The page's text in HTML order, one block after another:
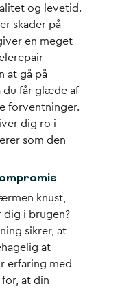
og levetid.
skader på
en meget
at gå på
du får glæde af
forventninger.
dig ro i
som den
knust,
dig i brugen?
sikrer, at
at
erfaring med
at din